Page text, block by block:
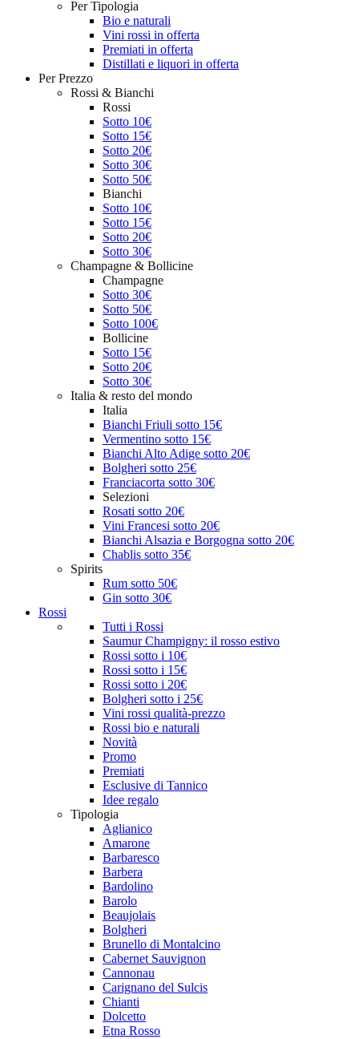
Per Tipologia
Bio e naturali
Vini rossi in offerta
Premiati in offerta
Distillati e liquori in offerta
Per Prezzo
Rossi & Bianchi
Rossi
Sotto 10€
Sotto 15€
Sotto 20€
Sotto 30€
Sotto 50€
Bianchi
Sotto 10€
Sotto 15€
Sotto 20€
Sotto 30€
Champagne & Bollicine
Champagne
Sotto 30€
Sotto 50€
Sotto 100€
Bollicine
Sotto 15€
Sotto 20€
Sotto 30€
Italia & resto del mondo
Italia
Bianchi Friuli sotto 15€
Vermentino sotto 15€
Bianchi Alto Adige sotto 20€
Bolgheri sotto 25€
Franciacorta sotto 30€
Selezioni
Rosati sotto 20€
Vini Francesi sotto 20€
Bianchi Alsazia e Borgogna sotto 20€
Chablis sotto 35€
Spirits
Rum sotto 50€
Gin sotto 30€
Rossi
Tutti i Rossi
Saumur Champigny: il rosso estivo
Rossi sotto i 10€
Rossi sotto i 15€
Rossi sotto i 20€
Bolgheri sotto i 25€
Vini rossi qualità-prezzo
Rossi bio e naturali
Novità
Promo
Premiati
Esclusive di Tannico
Idee regalo
Tipologia
Aglianico
Amarone
Barbaresco
Barbera
Bardolino
Barolo
Beaujolais
Bolgheri
Brunello di Montalcino
Cabernet Sauvignon
Cannonau
Carignano del Sulcis
Chianti
Dolcetto
Etna Rosso